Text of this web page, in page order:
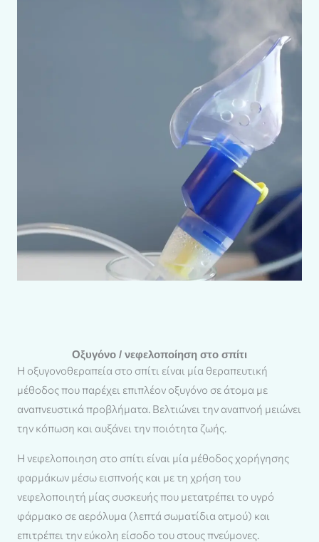
Οξυγόνο / νεφελοποίηση στο σπίτι
Η οξυγονοθεραπεία στο σπίτι είναι μία θεραπευτική
μέθοδος που παρέχει επιπλέον οξυγόνο σε άτομα με
αναπνευστικά προβλήματα. Βελτιώνει την αναπνοή μειώνει
την κόπωση και αυξάνει την ποιότητα ζωής.
Η νεφελοποιηση στο σπίτι είναι μία μέθοδος χορήγησης
φαρμάκων μέσω εισπνοής και με τη χρήση του
νεφελοποιητή μίας συσκευής που μετατρέπει το υγρό
φάρμακο σε αερόλυμα (λεπτά σωματίδια ατμού) και
επιτρέπει την εύκολη είσοδο του στους πνεύμονες.